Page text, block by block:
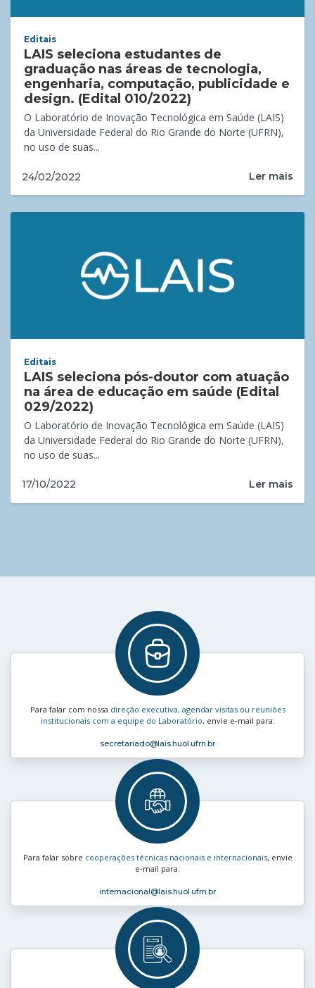
Editais
LAIS seleciona estudantes de
graduação nas áreas de tecnologia,
engenharia, computação, publicidade e
design. (Edital 010/2022)
O Laboratório de Inovação Tecnológica em Saúde (LAIS)
da Universidade Federal do Rio Grande do Norte (UFRN),
no uso de suas...
24/02/2022 Ler mais
Editais
LAIS seleciona pós-doutor com atuação
na área de educação em saúde (Edital
029/2022)
O Laboratório de Inovação Tecnológica em Saúde (LAIS)
da Universidade Federal do Rio Grande do Norte (UFRN),
no uso de suas...
17/10/2022 Ler mais
Para falar com nossa direção executiva, agendar visitas ou reuniões
institucionais com a equipe do Laboratório, envie e‑mail para:
secretariado@lais.huol.ufrn.br
Para falar sobre cooperações técnicas nacionais e internacionais, envie
e‑mail para:
internacional@lais.huol.ufrn.br